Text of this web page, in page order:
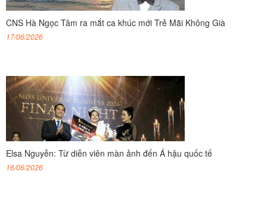
CNS Hà Ngọc Tâm ra mắt ca khúc mới Trẻ Mãi Không Già
17/06/2026
Elsa Nguyễn: Từ diễn viên màn ảnh đến Á hậu quốc tế
16/06/2026